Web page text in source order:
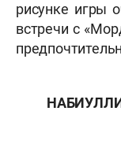
рисунке игры
встречи с